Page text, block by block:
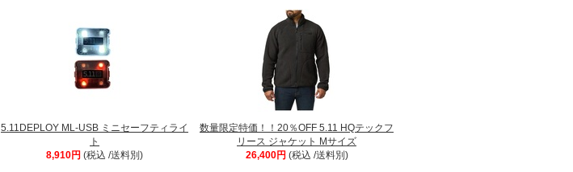
5.11DEPLOY ML-USB ミニセーフティライ
ト
8,910円 (税込 /送料別)
数量限定特価！！20％OFF 5.11 HQテックフ
リース ジャケット Mサイズ
26,400円 (税込 /送料別)